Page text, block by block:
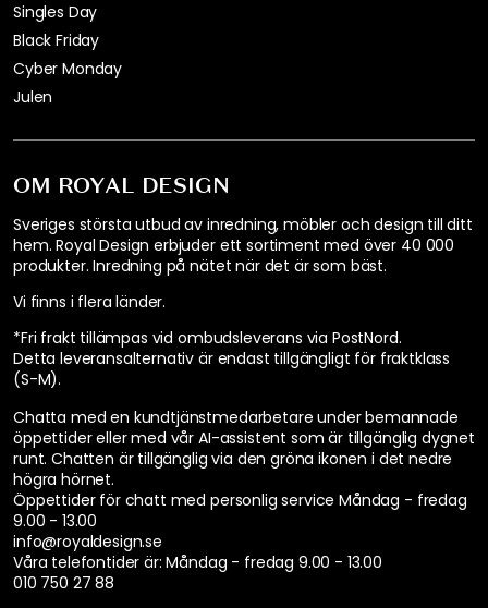
OM ROYAL DESIGN
Sveriges största utbud av inredning, möbler och design till ditt
hem. Royal Design erbjuder ett sortiment med över 40 000
produkter. Inredning på nätet när det är som bäst.
Vi finns i flera länder.
*Fri frakt tillämpas vid ombudsleverans via PostNord.
Detta leveransalternativ är endast tillgängligt för fraktklass
(S-M).
Chatta med en kundtjänstmedarbetare under bemannade
öppettider eller med vår AI-assistent som är tillgänglig dygnet
runt. Chatten är tillgänglig via den gröna ikonen i det nedre
högra hörnet.
Öppettider för chatt med personlig service Måndag - fredag
9.00 - 13.00
info@royaldesign.se
Våra telefontider är: Måndag - fredag 9.00 - 13.00
010 750 27 88
Singles Day
Black Friday
Cyber Monday
Julen